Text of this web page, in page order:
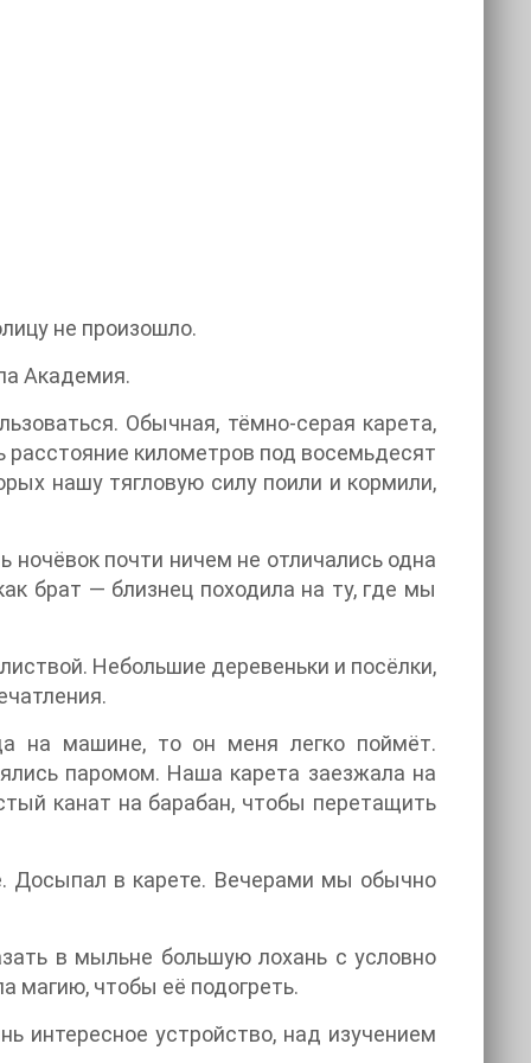
не произошло.
Академия.
Обычная, тёмно-серая карета,
расстояние километров под восемьдесят
нашу тягловую силу поили и кормили,
почти ничем не отличались одна
брат — близнец походила на ту, где мы
Небольшие деревеньки и посёлки,
на машине, то он меня легко поймёт.
паромом. Наша карета заезжала на
канат на барабан, чтобы перетащить
Досыпал в карете. Вечерами мы обычно
в мыльне большую лохань с условно
магию, чтобы её подогреть.
интересное устройство, над изучением